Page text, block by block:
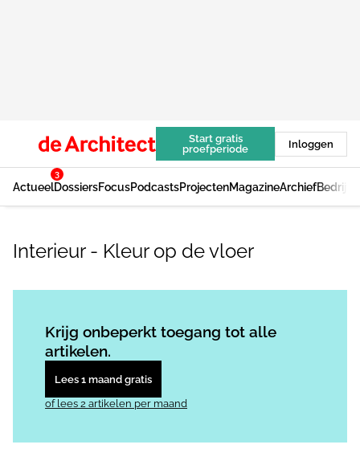
Start gratis
proefperiode
Inloggen
Actueel
3
DossiersFocusPodcastsProjectenMagazineArchief
Interieur - Kleur op de vloer
Krijg onbeperkt toegang tot alle
artikelen.
Lees 1 maand gratis
of lees 2 artikelen per maand